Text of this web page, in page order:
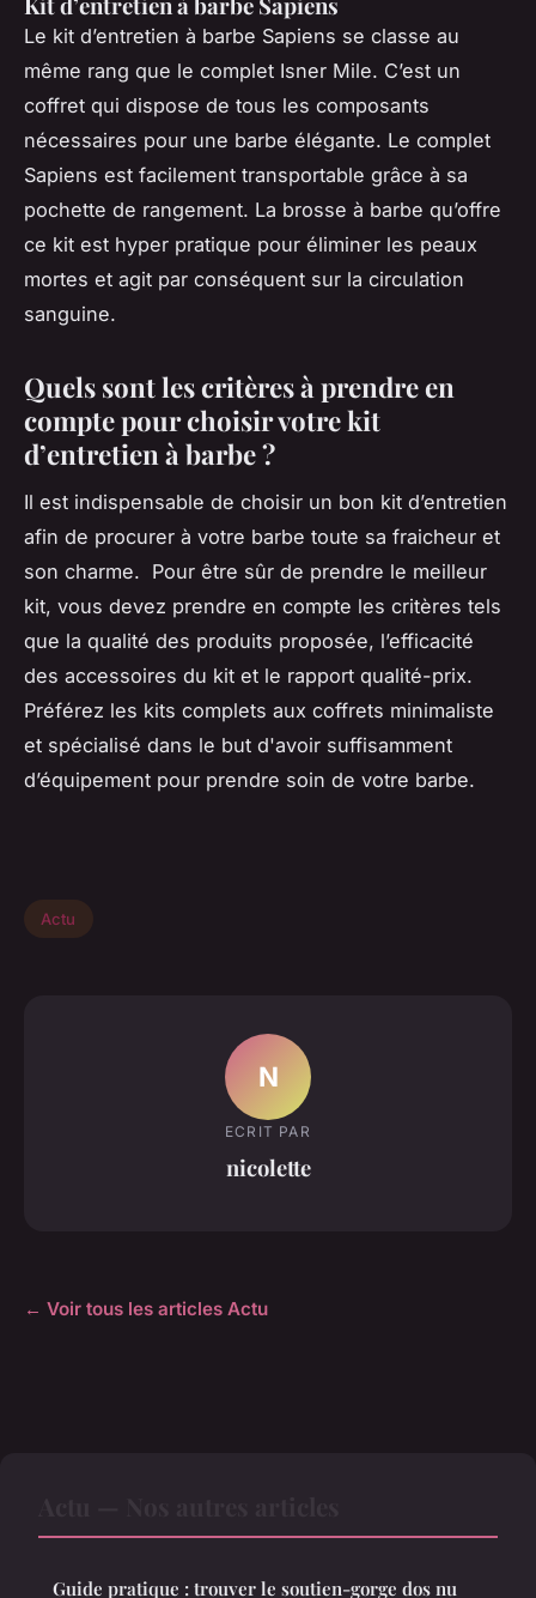
Le kit d’entretien à barbe Sapiens se classe au
même rang que le complet Isner Mile. C’est un
coffret qui dispose de tous les composants
nécessaires pour une barbe élégante. Le complet
Sapiens est facilement transportable grâce à sa
pochette de rangement. La brosse à barbe qu’offre
ce kit est hyper pratique pour éliminer les peaux
mortes et agit par conséquent sur la circulation
sanguine.
Quels sont les critères à prendre en
compte pour choisir votre kit
d’entretien à barbe ?
Il est indispensable de choisir un bon kit d’entretien
afin de procurer à votre barbe toute sa fraicheur et
son charme. Pour être sûr de prendre le meilleur
kit, vous devez prendre en compte les critères tels
que la qualité des produits proposée, l’efficacité
des accessoires du kit et le rapport qualité-prix.
Préférez les kits complets aux coffrets minimaliste
et spécialisé dans le but d'avoir suffisamment
d’équipement pour prendre soin de votre barbe.
Actu
N
ECRIT PAR
nicolette
← Voir tous les articles Actu
Guide pratique : trouver le soutien-gorge dos nu